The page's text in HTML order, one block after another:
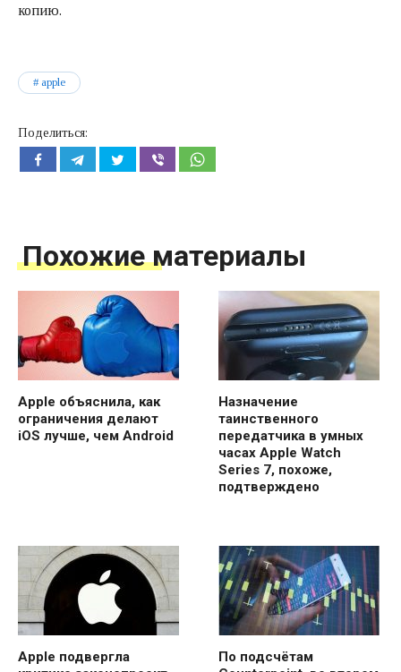
копию.
apple
Поделиться:
Похожие материалы
Apple объяснила, как
ограничения делают
iOS лучше, чем Android
Назначение
таинственного
передатчика в умных
часах Apple Watch
Series 7, похоже,
подтверждено
Apple подвергла
По подсчётам